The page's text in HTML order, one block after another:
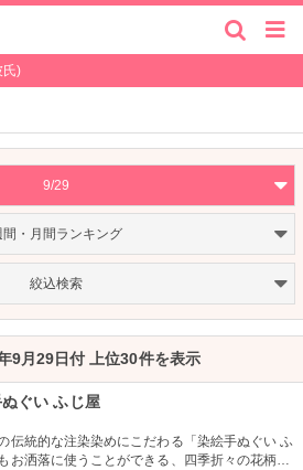
氏)
9/29
間・月間ランキング
絞込検索
9月29日付 上位30件を表示
ぐい ふじ屋
伝統的な注染染めにこだわる「染絵手ぬぐい ふ
お洒落に使うことができる、四季折々の花柄や